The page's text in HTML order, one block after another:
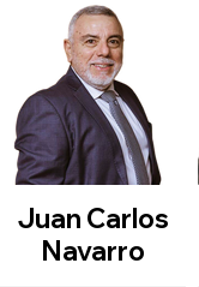
Juan Carlos
Navarro